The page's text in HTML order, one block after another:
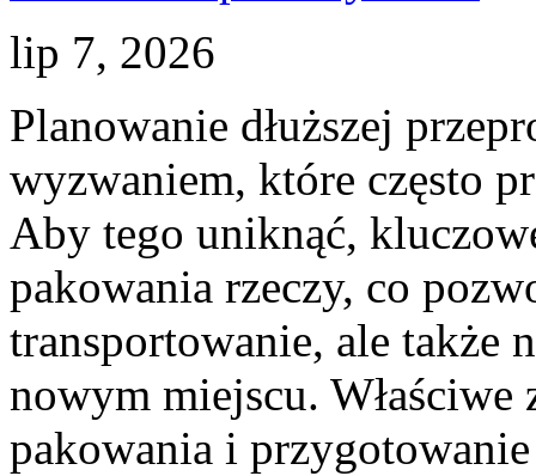
lip 7, 2026
Planowanie dłuższej
wyzwaniem, które często
Aby tego uniknąć,
pakowania rzeczy, co
transportowanie, ale także
nowym miejscu. Właściwe
pakowania i